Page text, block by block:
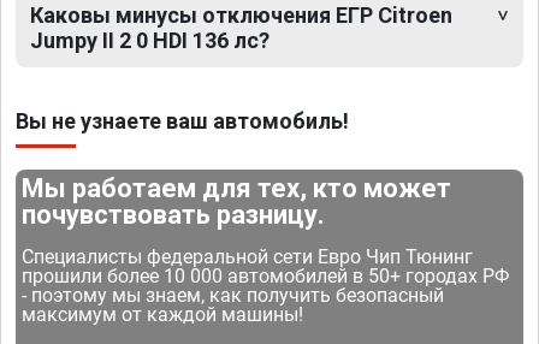
Каковы минусы отключения ЕГР Citroen
Jumpy II 2 0 HDI 136 лс?
Вы не узнаете ваш автомобиль!
Мы работаем для тех, кто может
почувствовать разницу.
Специалисты федеральной сети Евро Чип Тюнинг
прошили более 10 000 автомобилей в 50+ городах РФ
- поэтому мы знаем, как получить безопасный
максимум от каждой машины!